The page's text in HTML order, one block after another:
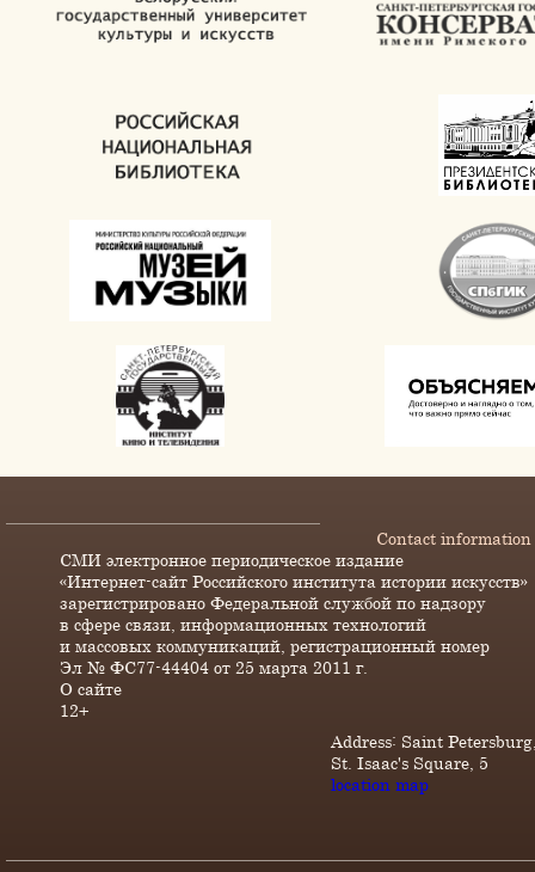
Contact information
СМИ электронное периодическое издание
«Интернет-сайт Российского института истории искусств»
зарегистрировано Федеральной службой по надзору
в сфере связи, информационных технологий
и массовых коммуникаций, регистрационный номер
Эл № ФС77-44404 от 25 марта 2011 г.
О сайте
12+
Address: Saint
St. Isaac's Square, 5
location map